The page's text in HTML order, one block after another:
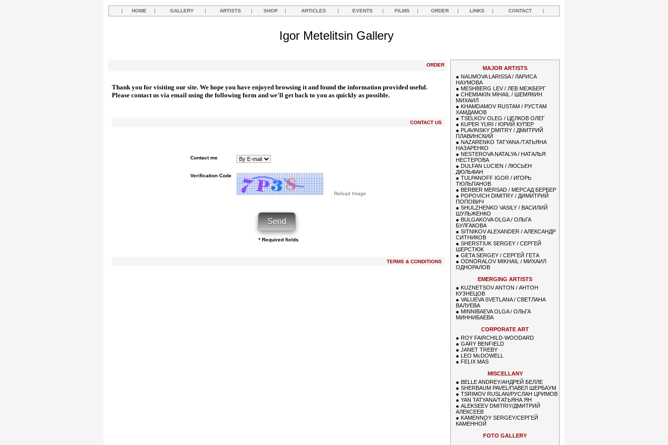
| HOME | GALLERY | ARTISTS | SHOP | ARTICLES | EVENTS | FILMS | ORDER | LINKS | CONTACT |
Igor Metelitsin Gallery
ORDER
Thank you for visiting our site. We hope you have enjoyed browsing it and found the information provided useful.
Please contact us via email using the following form and we'll get back to you as quickly as possible.
CONTACT US
Contact me
Verification Code
Reload Image
* Required fields
TERMS & CONDITIONS
MAJOR ARTISTS
● NAUMOVA LARISSA / ЛАРИСА
НАУМОВА
● MESHBERG LEV / ЛЕВ МЕЖБЕРГ
● CHEMIAKIN MIHAIL / ШЕМЯКИН
МИХАИЛ
● KHAMDAMOV RUSTAM / РУСТАМ
ХАМДАМОВ
● TSELKOV OLEG / ЦЕЛКОВ ОЛЕГ
● KUPER YURI / ЮРИЙ КУПЕР
● PLAVINSKY DMITRY / ДМИТРИЙ
ПЛАВИНСКИЙ
● NAZARENKO TATYANA /ТАТЬЯНА
НАЗАРЕНКО
● NESTEROVA NATALYA / НАТАЛЬЯ
НЕСТЕРОВА
● DULFAN LUCIEN / ЛЮСЬЕН
ДЮЛЬФАН
● TULPANOFF IGOR / ИГОРЬ
ТЮЛЬПАНОВ
● BERBER MERSAD / МЕРСАД БЕРБЕР
● POPOVICH DIMITRY / ДИМИТРИЙ
ПОПОВИЧ
● SHULZHENKO VASILY / ВАСИЛИЙ
ШУЛЬЖЕНКО
● BULGAKOVA OLGA / ОЛЬГА
БУЛГАКОВА
● SITNIKOV ALEXANDER / АЛЕКСАНДР
СИТНИКОВ
● SHERSTIUK SERGEY / СЕРГЕЙ
ШЕРСТЮК
● GETA SERGEY / СЕРГЕЙ ГЕТА
● ODNORALOV MIKHAIL / МИХАИЛ
ОДНОРАЛОВ
EMERGING ARTISTS
● KUZNETSOV ANTON / АНТОН
КУЗНЕЦОВ
● VALUEVA SVETLANA / СВЕТЛАНА
ВАЛУЕВА
● MINNIBAEVA OLGA / ОЛЬГА
МИННИБАЕВА
CORPORATE ART
● ROY FAIRCHILD-WOODARD
● GARY BENFIELD
● JANET TREBY
● LEO McDOWELL
● FELIX MAS
MISCELLANY
● BELLE ANDREY/АНДРЕЙ БЕЛЛЕ
● SHERBAUM PAVEL/ПАВЕЛ ШЕРБАУМ
● TSRIMOV RUSLAN/РУСЛАН ЦРИМОВ
● YAN TATYANA/ТАТЬЯНА ЯН
● ALEKSEEV DMITRIY/ДМИТРИЙ
АЛЕКСЕЕВ
● KAMENNOY SERGEY/СЕРГЕЙ
КАМЕННОЙ
FOTO GALLERY